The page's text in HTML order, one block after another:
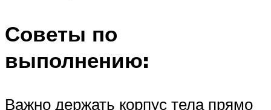
Советы по
выполнению:
Важно держать корпус тела прямо